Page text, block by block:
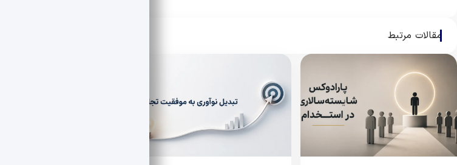
مقالات مرتبط